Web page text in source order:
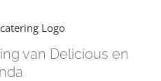
van Delicious en